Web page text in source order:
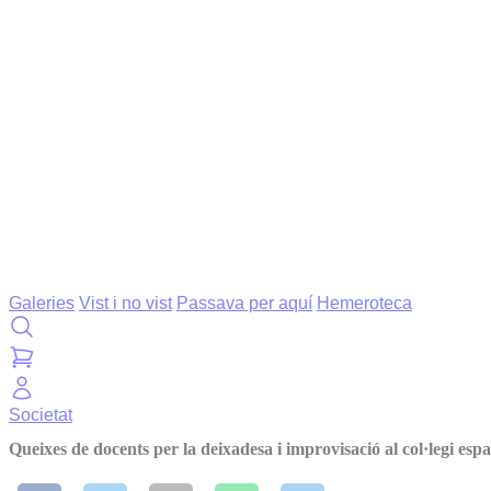
Galeries Vist i no vist Passava per aquí Hemeroteca
Societat
Queixes de docents per la deixadesa i improvisació al col·legi